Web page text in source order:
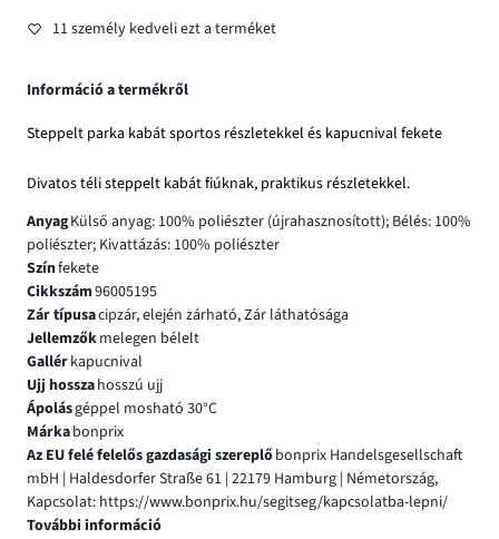
11 személy kedveli ezt a terméket
Információ a termékről
Steppelt parka kabát sportos részletekkel és kapucnival fekete
Divatos téli steppelt kabát fiúknak, praktikus részletekkel.
AnyagKülső anyag: 100% poliészter (újrahasznosított); Bélés: 100%
poliészter; Kivattázás: 100% poliészter
Színfekete
Cikkszám96005195
Zár típusacipzár, elején zárható, Zár láthatósága
Jellemzőkmelegen bélelt
Gallérkapucnival
Ujj hosszahosszú ujj
Ápolásgéppel mosható 30°C
Márkabonprix
Az EU felé felelős gazdasági szereplőbonprix Handelsgesellschaft
mbH | Haldesdorfer Straße 61 | 22179 Hamburg | Németország,
Kapcsolat: https://www.bonprix.hu/segitseg/kapcsolatba-lepni/
További információ